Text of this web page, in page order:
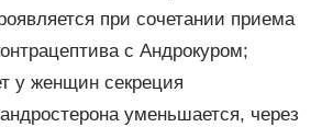
при сочетании приема
с Андрокуром;
у женщин секреция
уменьшается, через